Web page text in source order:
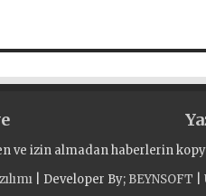
ve izin almadan haberlerin
| Developer By; BEYNSOFT